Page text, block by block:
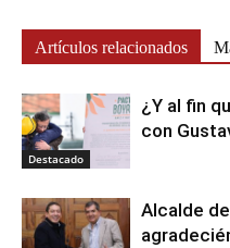
Artículos relacionados
Destacado
¿Y al fin
con
Alcalde